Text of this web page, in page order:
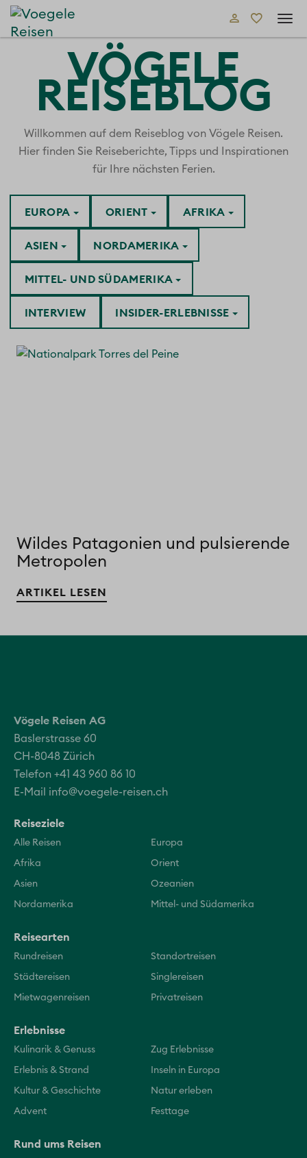
VÖGELE
REISEBLOG
Willkommen auf dem Reiseblog von Vögele Reisen.
Hier finden Sie Reiseberichte, Tipps und Inspirationen
für Ihre nächsten Ferien.
AFRIKA
ASIEN
EUROPA
INSIDER-ERLEBNISSE
INTERVIEW
MITTEL- UND SÜDAMERIKA
NORDAMERIKA
ORIENT
Wildes Patagonien und pulsierende
Metropolen
ARTIKEL LESEN
Vögele Reisen AG
Baslerstrasse 60
CH-8048 Zürich
Telefon +41 43 960 86 10
E-Mail info@voegele-reisen.ch
Reiseziele
Alle Reisen Europa
Afrika Orient
Asien Ozeanien
Nordamerika Mittel- und Südamerika
Reisearten
Rundreisen Standortreisen
Städtereisen Singlereisen
Mietwagenreisen Privatreisen
Erlebnisse
Kulinarik & Genuss Zug Erlebnisse
Erlebnis & Strand Inseln in Europa
Kultur & Geschichte Natur erleben
Advent Festtage
Rund ums Reisen